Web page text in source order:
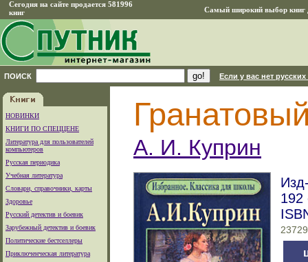
Сегодня на сайте продается 581996
книг
Самый широкий выбор книг
ПОИСК Если у вас нет
НОВИНКИ
КНИГИ ПО СПЕЦЦЕНЕ
Литература для пользователей
компьютеров
Русская периодика
Учебная литература
Словари, справочники, карты
Здоровье
Русский детектив и боевик
Зарубежный детектив и боевик
Политические бестселлеры
Приключенческая литература
А. И. Куприн
192
23729